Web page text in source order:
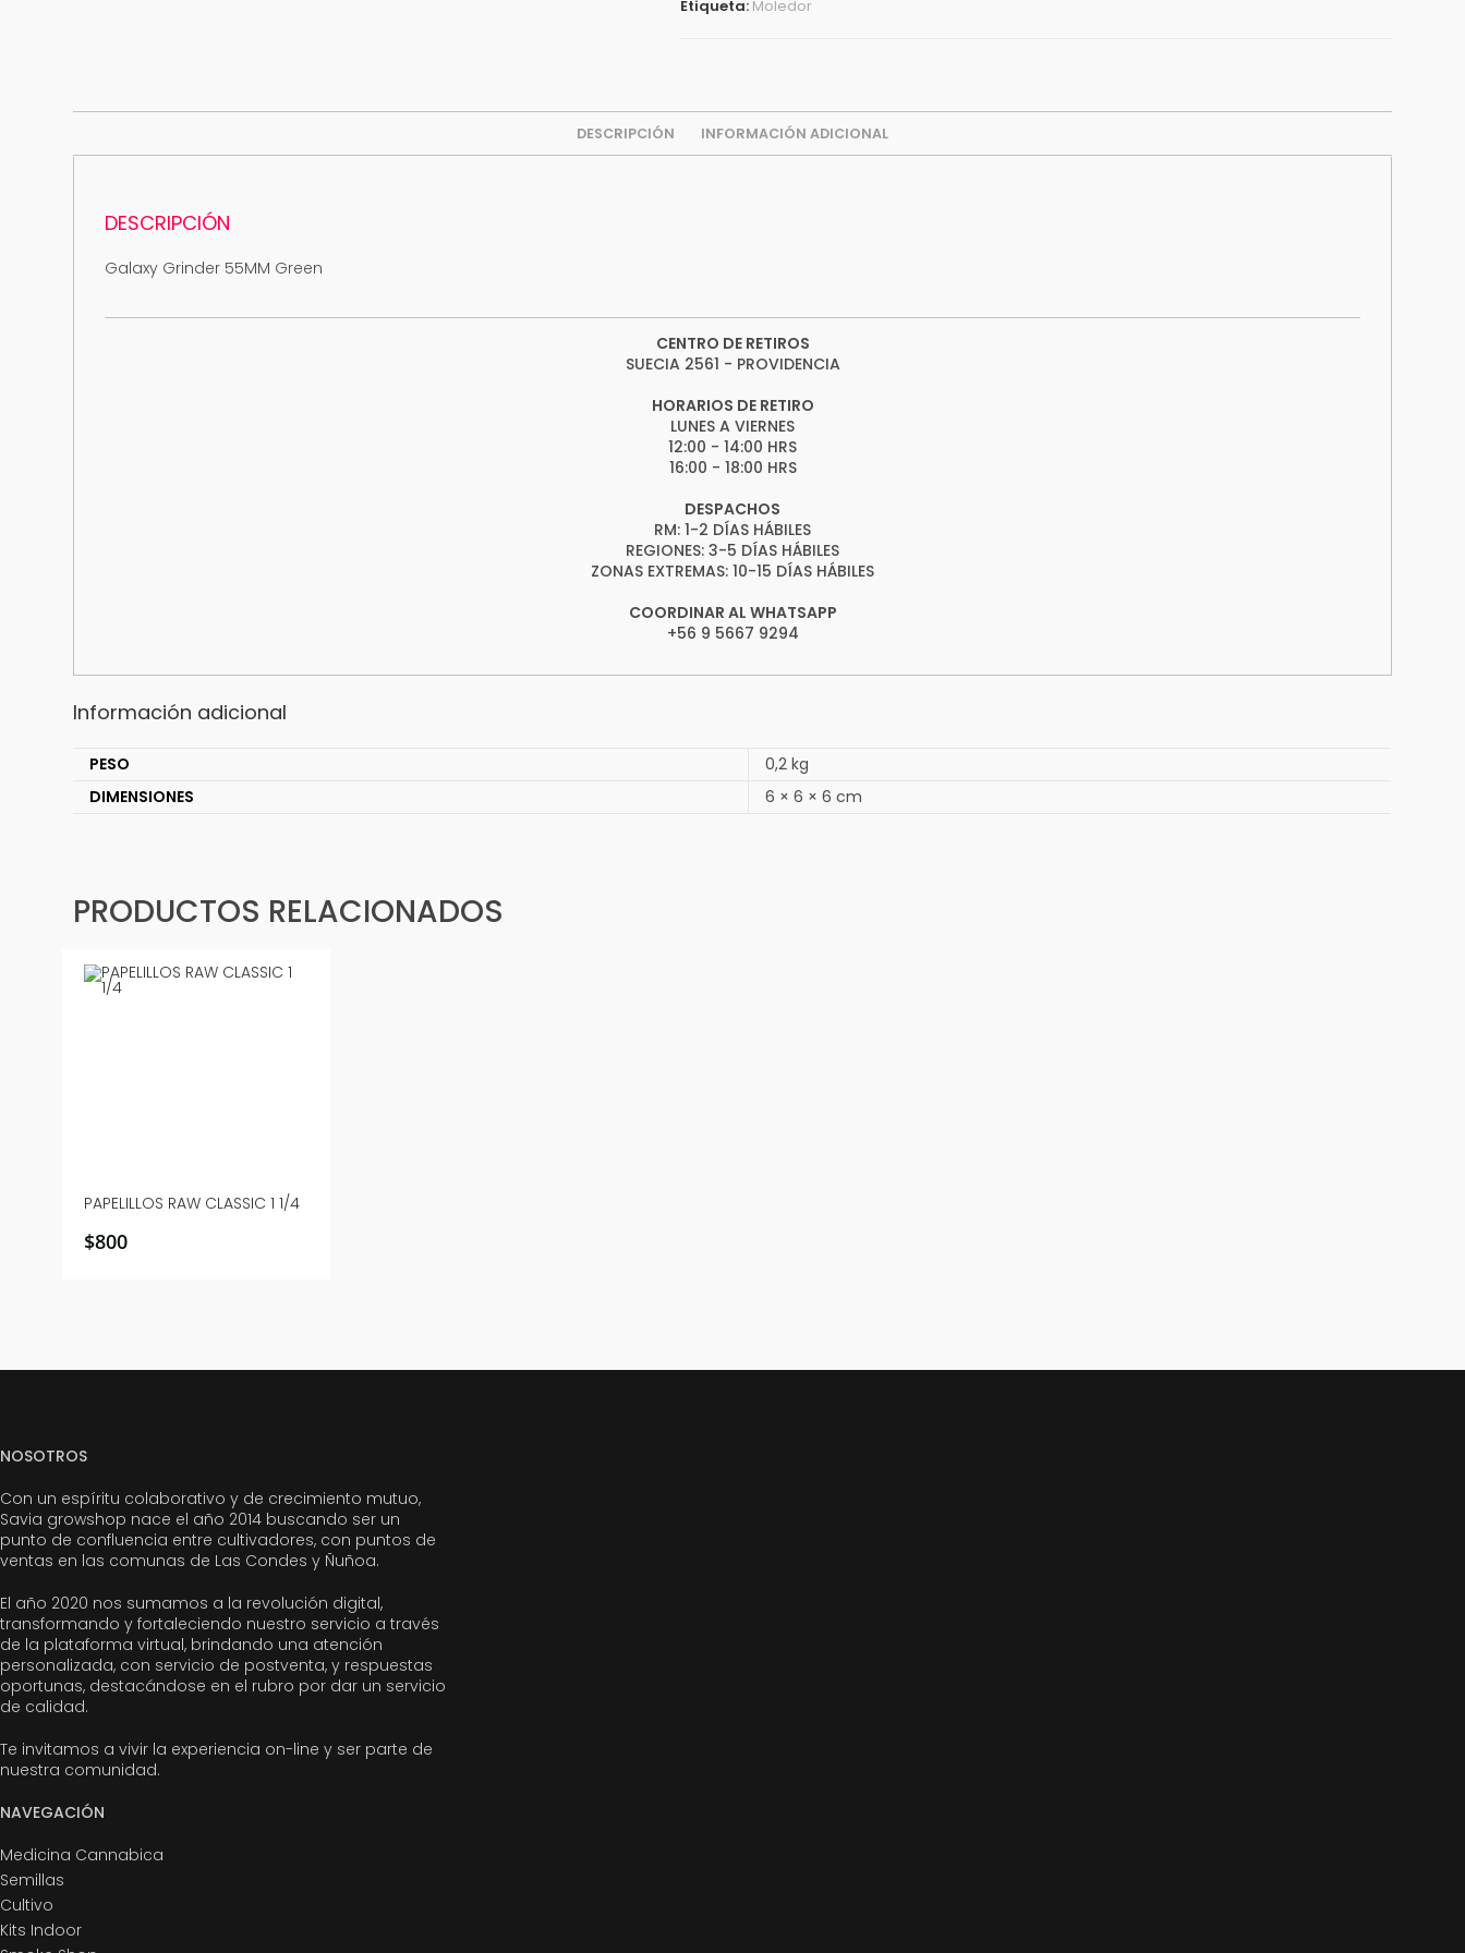
Etiqueta: Moledor
DESCRIPCIÓN INFORMACIÓN ADICIONAL
DESCRIPCIÓN
Galaxy Grinder 55MM Green
CENTRO DE RETIROS
SUECIA 2561 - PROVIDENCIA
HORARIOS DE RETIRO
LUNES A VIERNES
12:00 - 14:00 HRS
16:00 - 18:00 HRS
DESPACHOS
RM: 1-2 DÍAS HÁBILES
REGIONES: 3-5 DÍAS HÁBILES
ZONAS EXTREMAS: 10-15 DÍAS HÁBILES
COORDINAR AL WHATSAPP
+56 9 5667 9294
Información adicional
PESO
0,2 kg
DIMENSIONES
6 × 6 × 6 cm
PRODUCTOS RELACIONADOS
PAPELILLOS RAW CLASSIC 1 1/4
$800
NOSOTROS
Con un espíritu colaborativo y de crecimiento mutuo,
Savia growshop nace el año 2014 buscando ser un
punto de confluencia entre cultivadores, con puntos de
ventas en las comunas de Las Condes y Ñuñoa.
El año 2020 nos sumamos a la revolución digital,
transformando y fortaleciendo nuestro servicio a través
de la plataforma virtual, brindando una atención
personalizada, con servicio de postventa, y respuestas
oportunas, destacándose en el rubro por dar un servicio
de calidad.
Te invitamos a vivir la experiencia on-line y ser parte de
nuestra comunidad.
NAVEGACIÓN
Medicina Cannabica
Semillas
Cultivo
Kits Indoor